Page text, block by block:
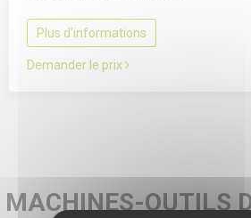
Plus d'informations
Demander le prix
MACHINES-OUTILS